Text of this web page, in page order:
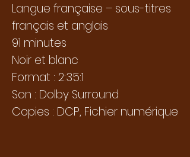
Langue française – sous-titres
français et anglais
91 minutes
Noir et blanc
Format : 2:35:1
Son : Dolby Surround
Copies : DCP, Fichier numérique